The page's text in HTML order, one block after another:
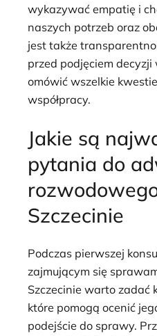
wykazywać empatię i
naszych potrzeb oraz
jest także
przed podjęciem decyzji
omówić wszelkie
współpracy.
Jakie są
pytania do
Szczecinie
Podczas pierwszej
zajmującym się
Szczecinie warto zadać
które pomogą ocenić
podejście do sprawy.